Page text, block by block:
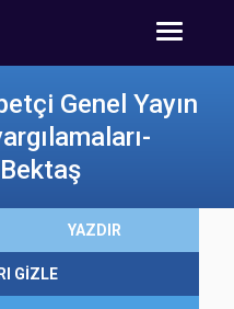
Genel Yayın
YAZDIR
GİZLE